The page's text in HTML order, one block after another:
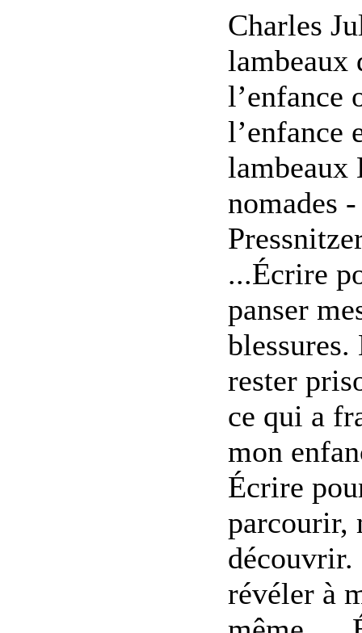
Charles
lambeaux
l’enfance
l’enfance
lambeaux
nomades
...Écrire
panser
blessures.
rester
ce qui a
mon
Écrire
parcourir,
découvrir.
révéler à